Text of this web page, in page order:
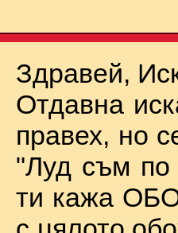
Здравей,
Отдавна
правех, но
"Луд съм по
ти кажа